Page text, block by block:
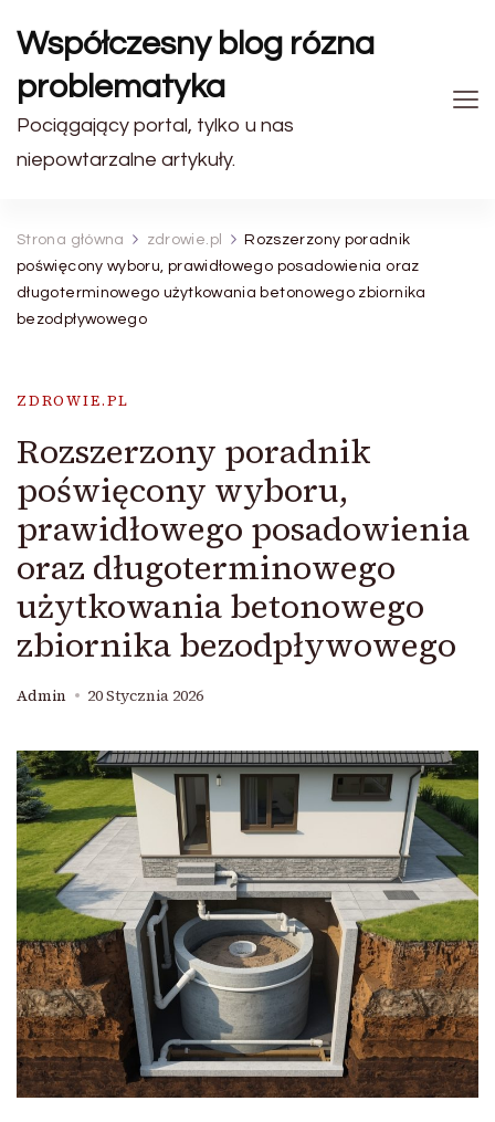
Współczesny blog rózna
problematyka
Pociągający portal, tylko u nas
niepowtarzalne artykuły.
Strona główna zdrowie.pl
Rozszerzony poradnik
poświęcony wyboru, prawidłowego posadowienia oraz
długoterminowego użytkowania betonowego zbiornika
bezodpływowego
ZDROWIE.PL
Rozszerzony poradnik
poświęcony wyboru,
prawidłowego posadowienia
oraz długoterminowego
użytkowania betonowego
zbiornika bezodpływowego
Admin 20 Stycznia 2026